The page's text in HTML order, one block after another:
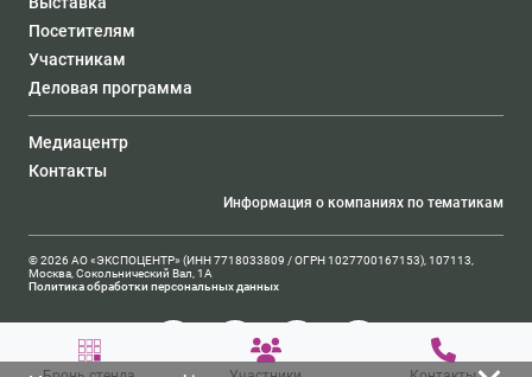
Посетителям
Участникам
Деловая программа
Медиацентр
Контакты
Информация о компаниях по тематикам
© 2026 АО «ЭКСПОЦЕНТР» (ИНН 7718033809 / ОГРН 1027700167153), 107113,
Москва, Сокольнический Вал, 1А
Политика обработки персональных данных